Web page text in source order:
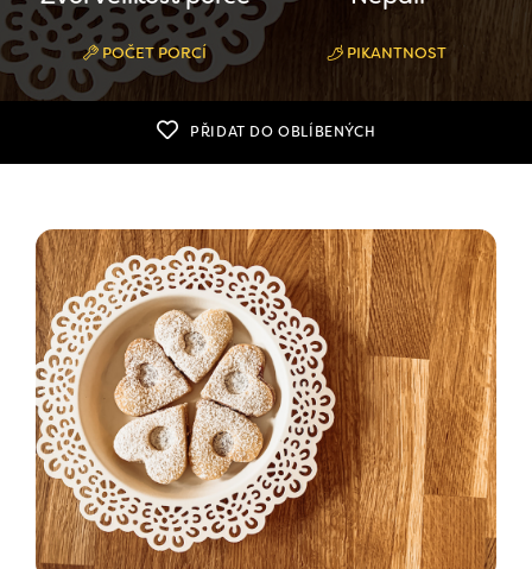
POČET PORCÍ PIKANTNOST
PŘIDAT DO OBLÍBENÝCH